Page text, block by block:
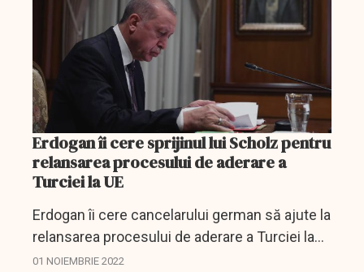
Erdogan îi cere sprijinul lui Scholz pentru
relansarea procesului de aderare a
Turciei la UE
Erdogan îi cere cancelarului german să ajute la
relansarea procesului de aderare a Turciei la
UE.
01 NOIEMBRIE 2022